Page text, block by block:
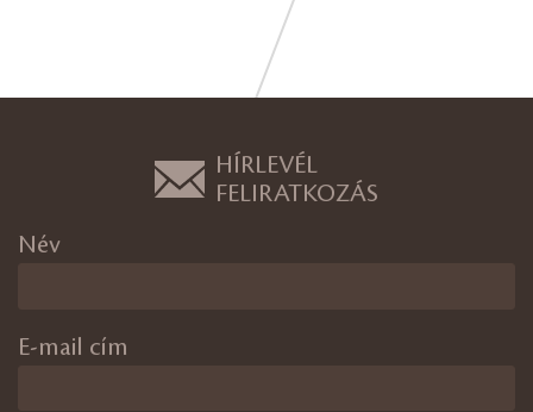
HÍRLEVÉL
FELIRATKOZÁS
Név
E-mail cím